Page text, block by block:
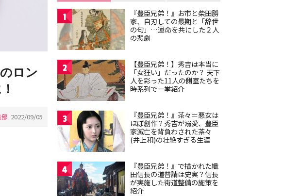
ロン
2022/09/05
1
『豊臣兄弟！』お市と柴田勝
家、自刃しての最期と「辞世
の句」…運命を共にした２人
の悲劇
2
【豊臣兄弟！】秀吉は本当に
「女狂い」だったのか？ 天下
人を彩った11人の側室たちを
時系列で一挙紹介
3
『豊臣兄弟！』茶々＝悪女は
ほぼ創作？秀吉が溺愛、豊臣
家滅亡を背負わされた茶々
(井上和)の壮絶すぎる生涯
4
『豊臣兄弟！』で描かれた織
田信長の道普請は史実？信長
が実施した街道整備の施策を
紹介